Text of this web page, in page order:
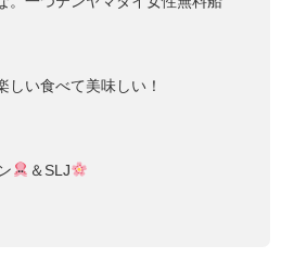
しい食べて美味しい！
＆SLJ